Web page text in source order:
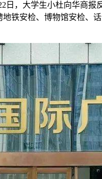
日，大学生小杜向华商
铁安检、博物馆安检、